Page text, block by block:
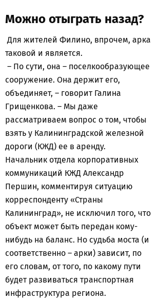
Можно отыграть назад?
Для жителей Филино, впрочем, арка
таковой и является.
– По сути, она – поселкообразующее
сооружение. Она держит его,
объединяет, – говорит Галина
Грищенкова. – Мы даже
рассматриваем вопрос о том, чтобы
взять у Калининградской железной
дороги (КЖД) ее в аренду.
Начальник отдела корпоративных
коммуникаций КЖД Александр
Першин, комментируя ситуацию
корреспонденту «Страны
Калининград», не исключил того, что
объект может быть передан кому-
нибудь на баланс. Но судьба моста (и
соответственно – арки) зависит, по
его словам, от того, по какому пути
будет развиваться транспортная
инфраструктура региона.